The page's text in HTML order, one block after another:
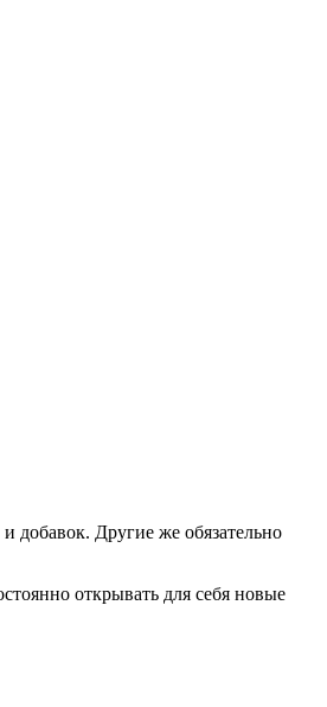
добавок. Другие же обязательно
открывать для себя новые